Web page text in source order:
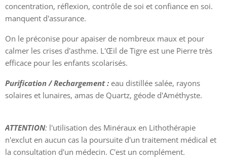
concentration, réflexion, contrôle de soi et confiance en soi.
manquent d'assurance.
On le préconise pour apaiser de nombreux maux et pour
calmer les crises d'asthme. L'Œil de Tigre est une Pierre très
efficace pour les enfants scolarisés.
Purification / Rechargement : eau distillée salée, rayons
solaires et lunaires, amas de Quartz, géode d'Améthyste.
ATTENTION: l'utilisation des Minéraux en Lithothérapie
n'exclut en aucun cas la poursuite d'un traitement médical et
la consultation d'un médecin. C'est un complément.